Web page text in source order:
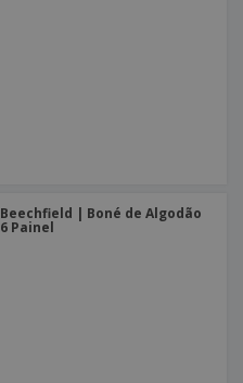
Beechfield | Boné de Algodão
6 Painel